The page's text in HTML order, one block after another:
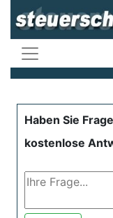
Haben Sie
kostenlose